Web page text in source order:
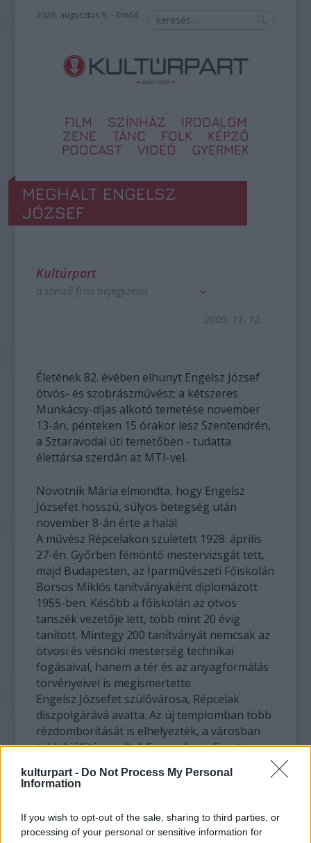
kulturpart - Do Not Process My Personal
Information
If you wish to opt-out of the sale, sharing to third parties, or
processing of your personal or sensitive information for
2026. augusztus 9. – Emőd
FILM SZÍNHÁZ
IRODALOM
ZENE
TÁNC FOLK
KÉPZŐ
PODCAST
VIDEÓ GYERMEK
MEGHALT ENGELSZ
JÓZSEF
Kultúrpart
a szerző friss bejegyzései
2009. 11. 12.
Életének 82. évében elhunyt Engelsz József
ötvös- és szobrászművész; a kétszeres
Munkácsy-díjas alkotó temetése november
13-án, pénteken 15 órakor lesz Szentendrén,
a Sztaravodai úti temetőben - tudatta
élettársa szerdán az MTI-vel.
Novotnik Mária elmondta, hogy Engelsz
Józsefet hosszú, súlyos betegség után
november 8-án érte a halál.
A művész Répcelakon született 1928. április
27-én. Győrben fémöntő mestervizsgát tett,
majd Budapesten, az Iparművészeti Főiskolán
Borsos Miklós tanítványaként diplomázott
1955-ben. Később a főiskolán az ötvös
tanszék vezetője lett, több mint 20 évig
tanított. Mintegy 200 tanítványát nemcsak az
ötvösi és vésnöki mesterség technikai
fogásaival, hanem a tér és az anyagformálás
törvényeivel is megismertette.
Engelsz Józsefet szülővárosa, Répcelak
díszpolgárává avatta. Az új templomban több
rézdomborítását is elhelyezték, a városban
több kiállítása volt. A Semmelweis Egyetem
Semmelweis-érmét lemezdomborítással
Művei gyakran archaizálnak, a görög, a